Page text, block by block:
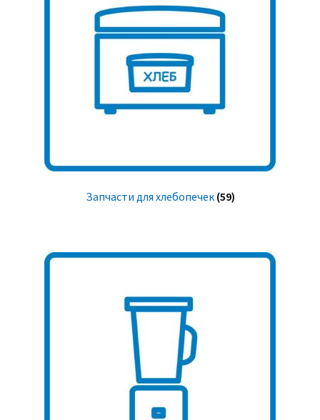
Запчасти для хлебопечек (59)